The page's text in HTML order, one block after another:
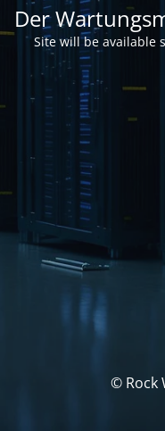
Der
Site will be available
© Rock